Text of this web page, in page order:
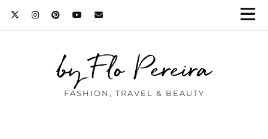
by Flo Pereira
FASHION, TRAVEL & BEAUTY